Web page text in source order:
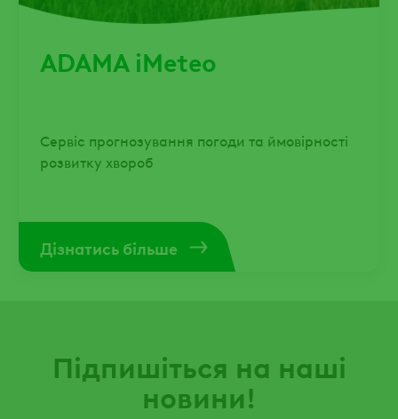
ADAMA iMeteo
Сервіс прогнозування погоди та ймовірності
розвитку хвороб
Дізнатись більше
Підпишіться на наші
новини!